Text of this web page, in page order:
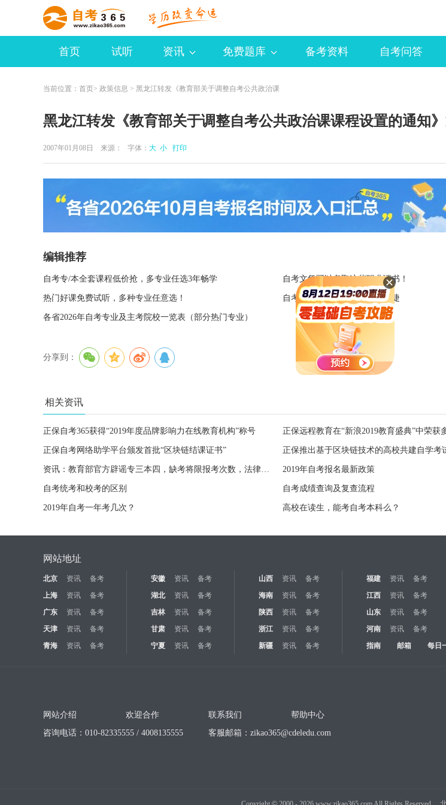
首页 试听 资讯 免费题库 备考资料 自考问答
当前位置： 首页> 政策信息 > 黑龙江转发《教育部关于调整自考公共政治课
黑龙江转发《教育部关于调整自考公共政治课课程设置的通知
2007年01月08日 来源： 字体： 大 小 打印
编辑推荐
自考专/本全套课程低价抢，多专业任选3年畅学 自考文凭可以考取这些职业证书！
热门好课免费试听，多种专业任意选！ 自考App下载 让学习更高效便捷
各省2026年自考专业及主考院校一览表（部分热门专业）
分享到：
相关资讯
正保自考365获得“2019年度品牌影响力在线教育机构”称号 正保远程教育在“新浪2019教育盛典”中荣获
正保自考网络助学平台颁发首批“区块链结课证书” 正保推出基于区块链技术的高校共建自学考
资讯：教育部官方辟谣专三本四，缺考将限报考次数，法律职业资格报考条件有变 2019年自考报名最新政策
自考统考和校考的区别 自考成绩查询及复查流程
2019年自考一年考几次？ 高校在读生，能考自考本科么？
网站地址
北京 资讯 备考 安徽 资讯 备考 山西 资讯 备考 福建 资讯 备考
上海
资讯 备考 湖北 资讯 备考 海南 资讯 备考 江西 资讯 备考
广东
资讯 备考 吉林 资讯 备考 陕西 资讯 备考 山东 资讯 备考
天津
资讯 备考 甘肃 资讯 备考 浙江 资讯 备考 河南 资讯 备考
青海
资讯 备考 宁夏 资讯 备考 新疆 资讯 备考 指南 邮箱 每日
网站介绍 欢迎合作 联系我们
帮助中心
咨询电话：010-82335555 / 4008135555
客服邮箱： zikao365@cdeledu.com